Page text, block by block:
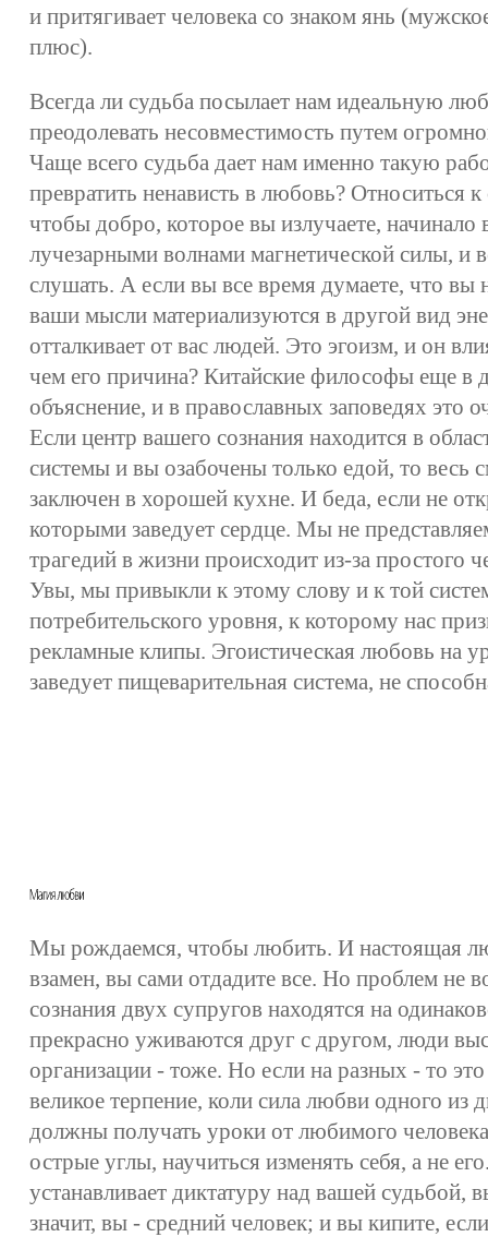
и притягивает человека со знаком янь
плюс).
Всегда ли судьба посылает нам идеальную
преодолевать несовместимость путем
Чаще всего судьба дает нам именно такую
превратить ненависть в любовь? Относиться
чтобы добро, которое вы излучаете, начинало
лучезарными волнами магнетической силы, и
слушать. А если вы все время думаете, что вы
ваши мысли материализуются в другой вид
отталкивает от вас людей. Это эгоизм, и он
чем его причина? Китайские философы еще в
объяснение, и в православных заповедях это
Если центр вашего сознания находится в
системы и вы озабочены только едой, то весь
заключен в хорошей кухне. И беда, если не
которыми заведует сердце. Мы не
трагедий в жизни происходит из-за простого
Увы, мы привыкли к этому слову и к той
потребительского уровня, к которому нас
рекламные клипы. Эгоистическая любовь на
заведует пищеварительная система, не
Мы рождаемся, чтобы любить. И настоящая
взамен, вы сами отдадите все. Но проблем не
сознания двух супругов находятся на
прекрасно уживаются друг с другом, люди
организации - тоже. Но если на разных - то
великое терпение, коли сила любви одного из
должны получать уроки от любимого
острые углы, научиться изменять себя, а не
устанавливает диктатуру над вашей судьбой,
значит, вы - средний человек; и вы кипите,